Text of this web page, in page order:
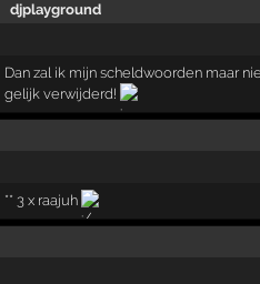
djplayground
Dan zal ik mijn scheldwoorden maar
gelijk verwijderd!
** 3 x raajuh